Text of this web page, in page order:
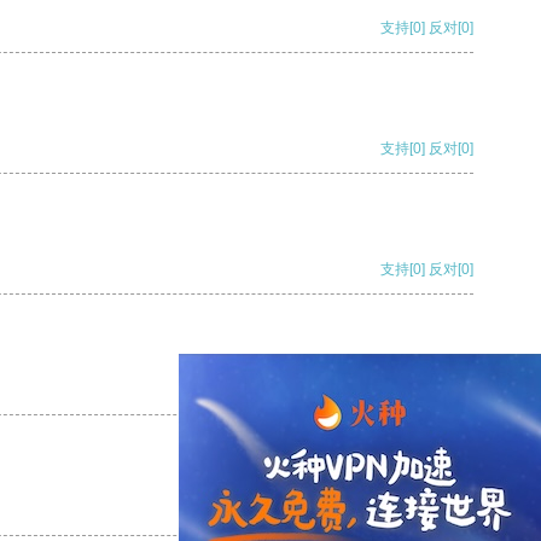
支持[0] 反对[0]
支持[0] 反对[0]
支持[0] 反对[0]
支持 [0] 反对[0]